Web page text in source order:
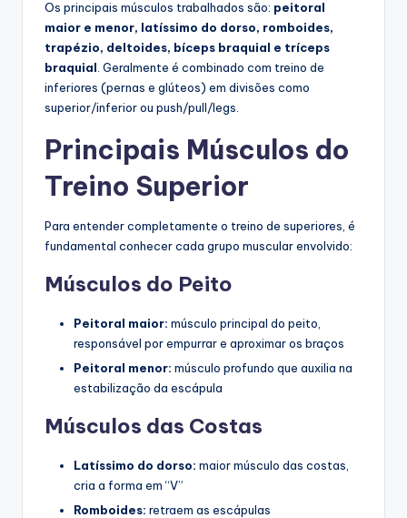
Os principais músculos trabalhados são: peitoral
maior e menor, latíssimo do dorso, romboides,
trapézio, deltoides, bíceps braquial e tríceps
braquial . Geralmente é combinado com treino de
inferiores (pernas e glúteos) em divisões como
superior/inferior ou push/pull/legs.
Principais Músculos do
Treino Superior
Para entender completamente o treino de superiores, é
fundamental conhecer cada grupo muscular envolvido:
Músculos do Peito
Peitoral maior: músculo principal do peito,
responsável por empurrar e aproximar os braços
Peitoral menor: músculo profundo que auxilia na
estabilização da escápula
Músculos das Costas
Latíssimo do dorso: maior músculo das costas,
cria a forma em “V”
Romboides: retraem as escápulas